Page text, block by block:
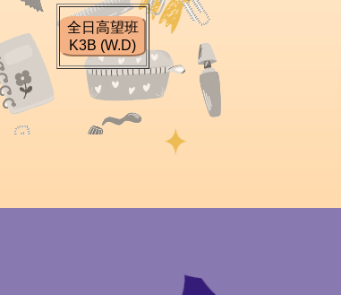
全日高望班
K3B (W.D)